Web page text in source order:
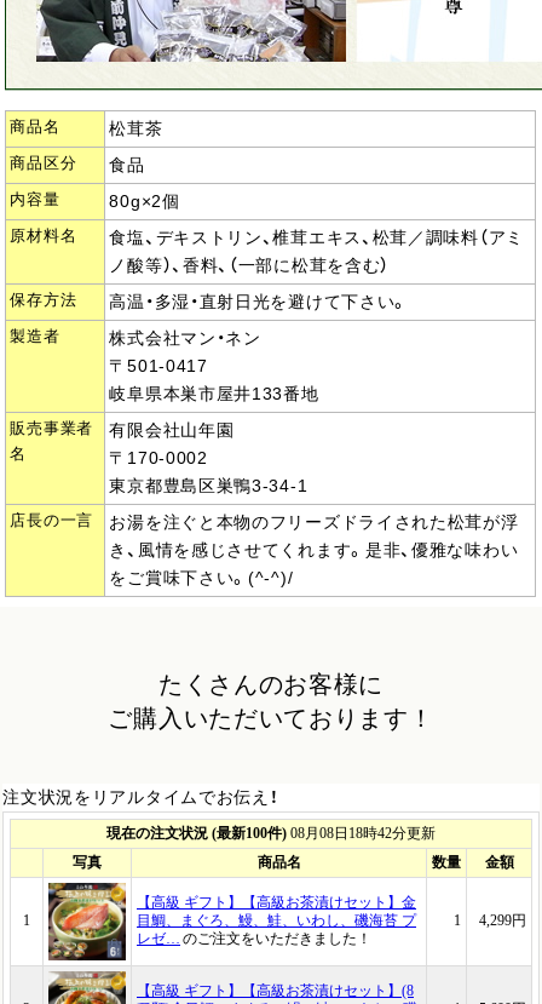
商品名 松茸茶
商品区分 食品
内容量 80g×2個
原材料名
食塩、デキストリン、椎茸エキス、松茸／調味料（アミ
ノ酸等）、香料、（一部に松茸を含む）
保存方法 高温・多湿・直射日光を避けて下さい。
製造者
株式会社マン・ネン
〒501-0417
岐阜県本巣市屋井133番地
販売事業者
名
有限会社山年園
〒170-0002
東京都豊島区巣鴨3-34-1
店長の一言
お湯を注ぐと本物のフリーズドライされた松茸が浮
き、風情を感じさせてくれます。是非、優雅な味わい
をご賞味下さい。(^-^)/
たくさんのお客様に
ご購入いただいております！
注文状況をリアルタイムでお伝え！